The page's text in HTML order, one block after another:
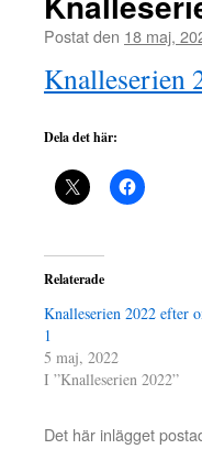
Postat den 18 maj,
Knalleserien
Dela det här:
Relaterade
Knalleserien 2022 efter
1
5 maj, 2022
I ”Knalleserien 2022”
Det här inlägget